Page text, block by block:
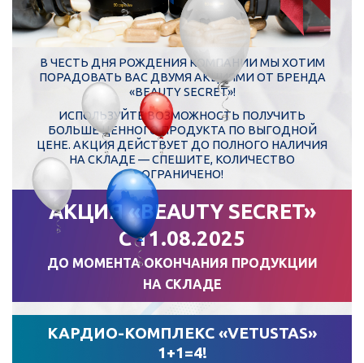
В ЧЕСТЬ ДНЯ РОЖДЕНИЯ КОМПАНИИ МЫ ХОТИМ
ПОРАДОВАТЬ ВАС ДВУМЯ АКЦИЯМИ ОТ БРЕНДА
«BEAUTY SECRET»!
ИСПОЛЬЗУЙТЕ ВОЗМОЖНОСТЬ ПОЛУЧИТЬ
БОЛЬШЕ ЦЕННОГО ПРОДУКТА ПО ВЫГОДНОЙ
ЦЕНЕ. АКЦИЯ ДЕЙСТВУЕТ ДО ПОЛНОГО НАЛИЧИЯ
НА СКЛАДЕ — СПЕШИТЕ, КОЛИЧЕСТВО
ОГРАНИЧЕНО!
АКЦИЯ «BEAUTY SECRET»
С 11.08.2025
ДО МОМЕНТА ОКОНЧАНИЯ ПРОДУКЦИИ
НА СКЛАДЕ
КАРДИО-КОМПЛЕКС «VETUSTAS»
1+1=4!